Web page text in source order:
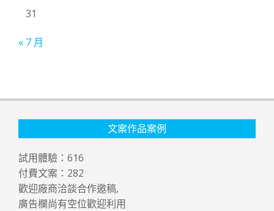
31
« 7 月
文案作品案例
試用體驗： 616
付費文案： 282
歡迎廠商洽談合作邀稿,
廣告欄尚有空位歡迎利用